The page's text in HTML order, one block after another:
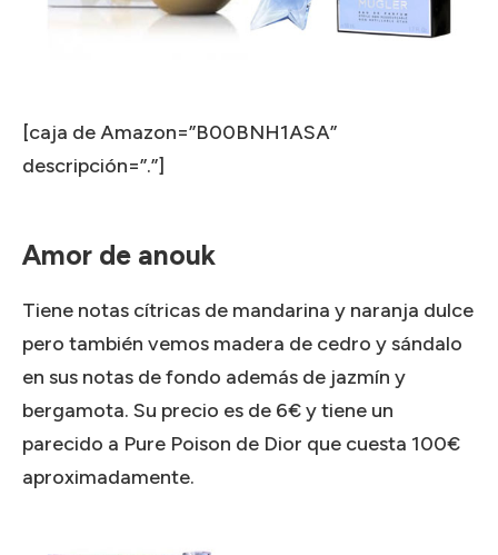
[caja de Amazon=”B00BNH1ASA”
descripción=”.”]
Amor de anouk
Tiene notas cítricas de mandarina y naranja dulce
pero también vemos madera de cedro y sándalo
en sus notas de fondo además de jazmín y
bergamota. Su precio es de 6€ y tiene un
parecido a Pure Poison de Dior que cuesta 100€
aproximadamente.